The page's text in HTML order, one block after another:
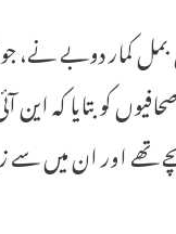
بمل کمار دوبے
کو بتایا کہ
تقریباً 30 بچے تھے اور ان